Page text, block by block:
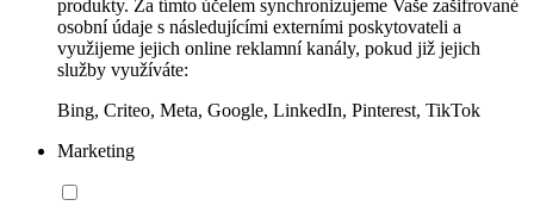
produkty. Za tímto účelem synchronizujeme Vaše zašifrované
osobní údaje s následujícími externími poskytovateli a
využijeme jejich online reklamní kanály, pokud již jejich
služby využíváte:
Bing, Criteo, Meta, Google, LinkedIn, Pinterest, TikTok
Marketing